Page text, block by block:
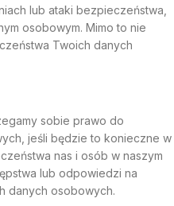
lub ataki bezpieczeństwa,
osobowym. Mimo to nie
Twoich danych
sobie prawo do
jeśli będzie to konieczne w
nas i osób w naszym
lub odpowiedzi na
danych osobowych.